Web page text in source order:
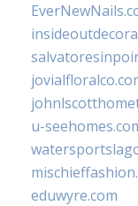
u-
eduwyre.com